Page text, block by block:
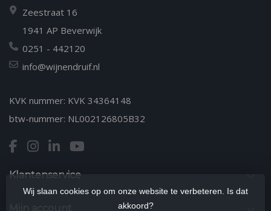
Zeestraat 16
1941 AP Beverwijk
0251 - 442120
info@wijnendruif.nl
KVK nummer: KVK 34364148
btw-nummer: NL002126805B32
Klantenservice
Wij slaan cookies op om onze website te verbeteren. Is dat
akkoord?